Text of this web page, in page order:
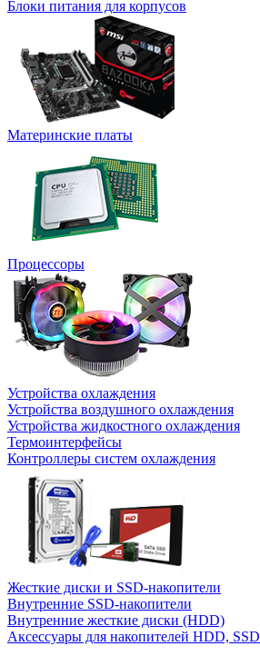
Блоки питания для корпусов
Материнские платы
Процессоры
Устройства охлаждения
Устройства воздушного охлаждения
Устройства жидкостного охлаждения
Термоинтерфейсы
Контроллеры систем охлаждения
Жесткие диски и SSD-накопители
Внутренние SSD-накопители
Внутренние жесткие диски (HDD)
Аксессуары для накопителей HDD, SSD